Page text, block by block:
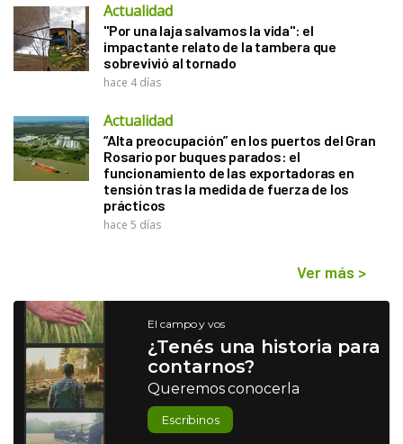
Actualidad
"Por una laja salvamos la vida": el
impactante relato de la tambera que
sobrevivió al tornado
hace 4 días
Actualidad
“Alta preocupación” en los puertos del Gran
Rosario por buques parados: el
funcionamiento de las exportadoras en
tensión tras la medida de fuerza de los
prácticos
hace 5 días
Ver más >
El campo y vos
¿Tenés una historia para
contarnos?
Queremos conocerla
Escribinos